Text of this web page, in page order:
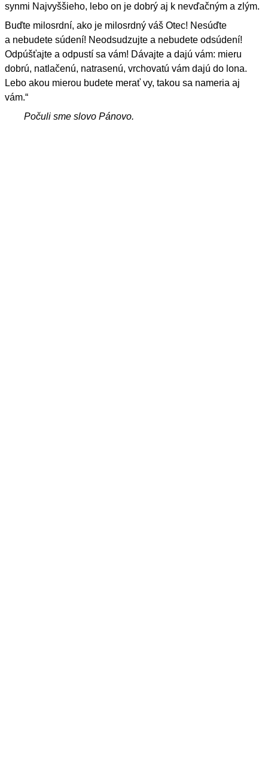
synmi Najvyššieho, lebo on je dobrý aj k nevďačným a zlým.
Buďte milosrdní, ako je milosrdný váš Otec! Nesúďte
a nebudete súdení! Neodsudzujte a nebudete odsúdení!
Odpúšťajte a odpustí sa vám! Dávajte a dajú vám: mieru
dobrú, natlačenú, natrasenú, vrchovatú vám dajú do lona.
Lebo akou mierou budete merať vy, takou sa nameria aj
vám.“
Počuli sme slovo Pánovo.